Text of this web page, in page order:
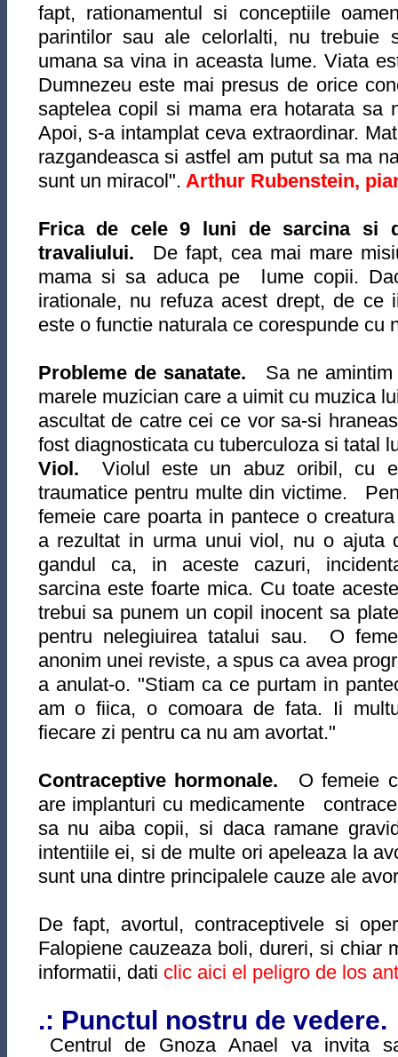
fapt, rationamentul si conceptiile
parintilor sau ale celorlalti, nu trebuie
umana sa vina in aceasta lume. Viata
Dumnezeu este mai presus de orice
saptelea copil si mama era hotarata sa
Apoi, s-a intamplat ceva extraordinar.
razgandeasca si astfel am putut sa ma
sunt un miracol". Arthur Rubenstein,
Frica de cele 9 luni de sarcina si
travaliului. De fapt, cea mai mare
mama si sa aduca pe lume copii.
irationale, nu refuza acest drept, de ce
este o functie naturala ce corespunde cu
Probleme de sanatate. Sa ne amintim
marele muzician care a uimit cu muzica
ascultat de catre cei ce vor sa-si
fost diagnosticata cu tuberculoza si tatal
Viol. Violul este un abuz oribil, cu
traumatice pentru multe din victime.
femeie care poarta in pantece o
a rezultat in urma unui viol, nu o ajuta
gandul ca, in aceste cazuri,
sarcina este foarte mica. Cu toate
trebui sa punem un copil inocent sa
pentru nelegiuirea tatalui sau. O
anonim unei reviste, a spus ca avea
a anulat-o. "Stiam ca ce purtam in
am o fiica, o comoara de fata. Ii
fiecare zi pentru ca nu am avortat."
Contraceptive hormonale. O femeie
are implanturi cu medicamente
sa nu aiba copii, si daca ramane
intentiile ei, si de multe ori apeleaza la
sunt una dintre principalele cauze ale
De fapt, avortul, contraceptivele si
Falopiene cauzeaza boli, dureri, si chiar
informatii, dati clic aici el peligro de los
.: Punctul nostru de vedere.
Centrul de Gnoza Anael va invita